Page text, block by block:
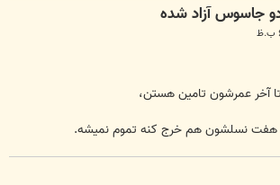
آخر عمرشون تامین هستن،
نسلشون هم خرج کنه تموم نمیشه.